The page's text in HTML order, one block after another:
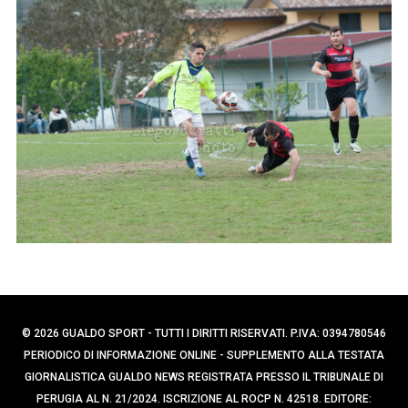
e
r
:
© 2026 GUALDO SPORT - TUTTI I DIRITTI RISERVATI. P.IVA: 0394780546
PERIODICO DI INFORMAZIONE ONLINE - SUPPLEMENTO ALLA TESTATA
GIORNALISTICA GUALDO NEWS REGISTRATA PRESSO IL TRIBUNALE DI
PERUGIA AL N. 21/2024. ISCRIZIONE AL ROCP N. 42518. EDITORE:
e
r
c
a
p
e
r
: